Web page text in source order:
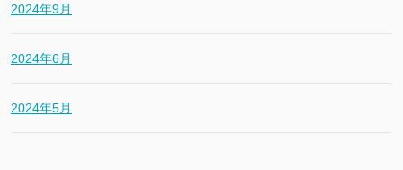
2024年9月
2024年6月
2024年5月